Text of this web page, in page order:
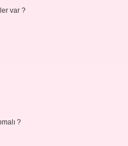
var ?
?